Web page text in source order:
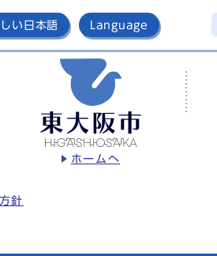
い日本語 Language
ホームへ
針